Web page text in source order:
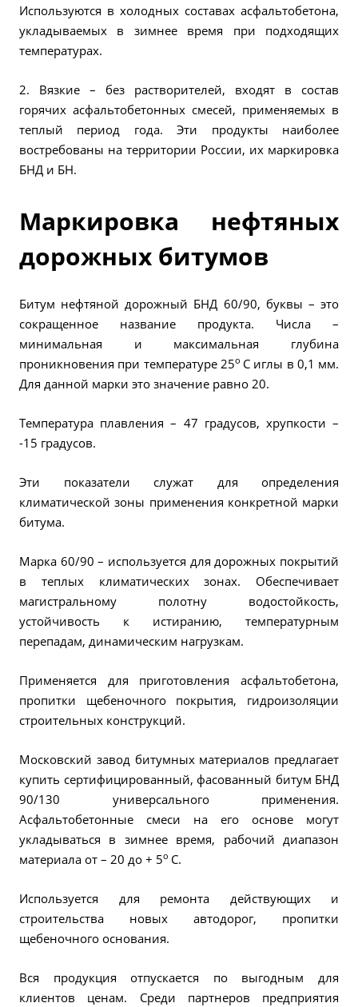
Используются в холодных составах асфальтобетона,
укладываемых в зимнее время при подходящих
температурах.
2. Вязкие – без растворителей, входят в состав
горячих асфальтобетонных смесей, применяемых в
теплый период года. Эти продукты наиболее
востребованы на территории России, их маркировка
БНД и БН.
Маркировка нефтяных
дорожных битумов
Битум нефтяной дорожный БНД 60/90, буквы – это
сокращенное название продукта. Числа –
минимальная и максимальная глубина
проникновения при температуре 25о С иглы в 0,1 мм.
Для данной марки это значение равно 20.
Температура плавления – 47 градусов, хрупкости –
-15 градусов.
Эти показатели служат для определения
климатической зоны применения конкретной марки
битума.
Марка 60/90 – используется для дорожных покрытий
в теплых климатических зонах. Обеспечивает
магистральному полотну водостойкость,
устойчивость к истиранию, температурным
перепадам, динамическим нагрузкам.
Применяется для приготовления асфальтобетона,
пропитки щебеночного покрытия, гидроизоляции
строительных конструкций.
Московский завод битумных материалов предлагает
купить сертифицированный, фасованный битум БНД
90/130 универсального применения.
Асфальтобетонные смеси на его основе могут
укладываться в зимнее время, рабочий диапазон
материала от – 20 до + 5о С.
Используется для ремонта действующих и
строительства новых автодорог, пропитки
щебеночного основания.
Вся продукция отпускается по выгодным для
клиентов ценам. Среди партнеров предприятия